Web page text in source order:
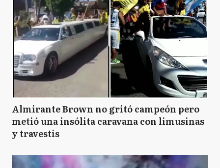
Almirante Brown no gritó campeón pero
metió una insólita caravana con limusinas
y travestis